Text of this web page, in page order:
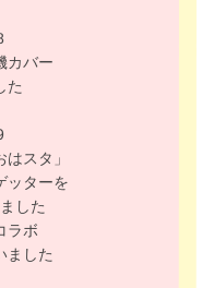
カバー
た
スタ」
ッターを
した
ラボ
ました